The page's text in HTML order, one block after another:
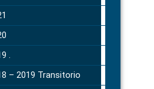
.
– 2019 Transitorio